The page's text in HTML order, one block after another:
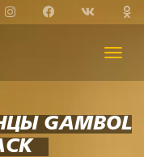
GAMBOL